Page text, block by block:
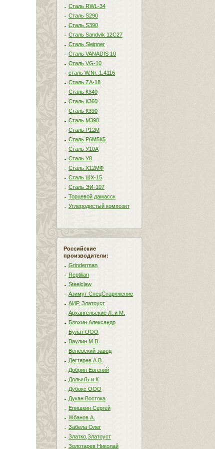
Сталь RWL-34
Сталь S290
Сталь S390
Сталь Sandvik 12C27
Сталь Sleipner
Сталь VANADIS 10
Сталь VG-10
сталь W.Nr. 1.4116
Сталь ZA-18
Сталь К340
Сталь К360
Сталь К390
Сталь М390
Сталь Р12М
Сталь Р6М5К5
Сталь У10А
Сталь У8
Сталь Х12МФ
Сталь ШХ-15
Сталь ЭИ-107
Торцевой дамасск
Углеродистый композит
Российские
производители:
Grinderman
Reptilian
Steelclaw
Азимут СпецСнаряжение
АИР, Златоуст
Архангельские Л. и М.
Блохин Александр
Булат ООО
Ваулин М.В.
Веневский завод
Дегтярев А.В.
Добрин Евгений
ДолычЪ и К
Дубокс ООО
Дукан Востока
Епишкин Сергей
Жбанов А.
Забела Олег
Златко,Златоуст
Золотарев Николай